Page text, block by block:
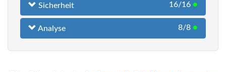
Sicherheit 16/16 ●
Analyse 8/8 ●